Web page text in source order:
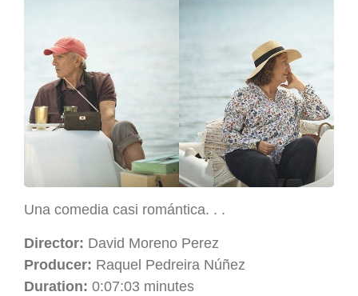
Una comedia casi romántica. . .
Director: David Moreno Perez
Producer: Raquel Pedreira Núñez
Duration: 0:07:03 minutes